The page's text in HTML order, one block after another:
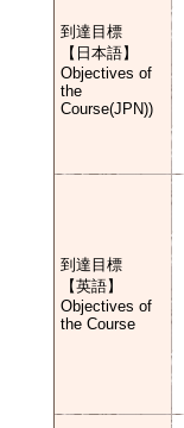
到達目標
【日本語】
Objectives of
the
Course(JPN))
到達目標
【英語】
Objectives of
the Course